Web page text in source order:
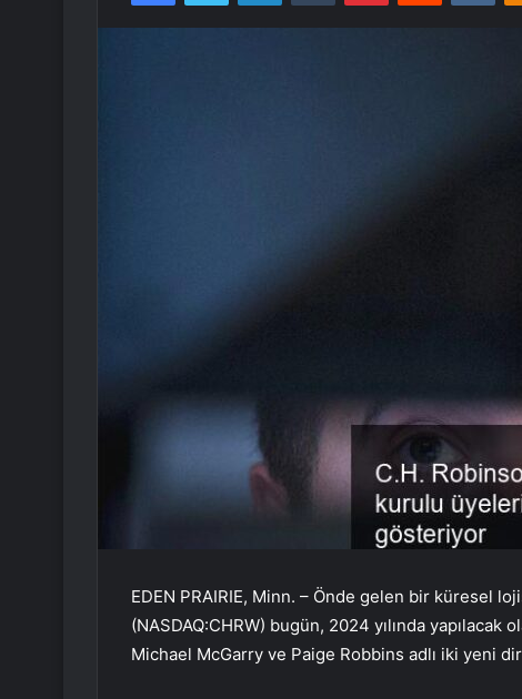
EDEN PRAIRIE, Minn. – Önde gelen bir küresel
(NASDAQ:CHRW) bugün, 2024 yılında yapılacak
Michael McGarry ve Paige Robbins adlı iki yeni